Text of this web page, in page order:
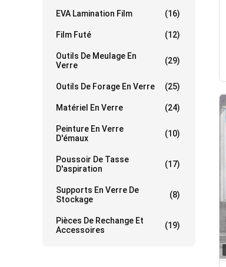
EVA Lamination Film (16)
Film Futé (12)
Outils De Meulage En
Verre
(29)
Outils De Forage En Verre (25)
Matériel En Verre (24)
Peinture En Verre
D'émaux
(10)
Poussoir De Tasse
D'aspiration
(17)
Supports En Verre De
Stockage
(8)
Pièces De Rechange Et
Accessoires
(19)